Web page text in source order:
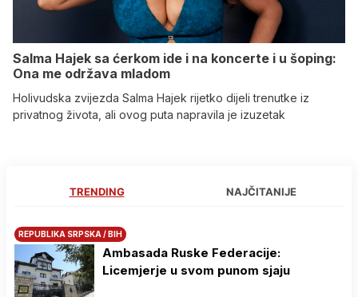
Salma Hajek sa ćerkom ide i na koncerte i u šoping:
Ona me održava mladom
Holivudska zvijezda Salma Hajek rijetko dijeli trenutke iz
privatnog života, ali ovog puta napravila je izuzetak
TRENDING NAJČITANIJE
REPUBLIKA SRPSKA / BIH
Ambasada Ruske Federacije:
Licemjerje u svom punom sjaju